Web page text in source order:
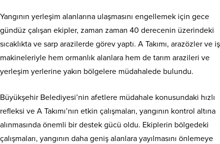
Yangının yerleşim alanlarına ulaşmasını engellemek için gece
gündüz çalışan ekipler, zaman zaman 40 derecenin üzerindeki
sıcaklıkta ve sarp arazilerde görev yaptı. A Takımı, arazözler ve iş
makineleriyle hem ormanlık alanlara hem de tarım arazileri ve
yerleşim yerlerine yakın bölgelere müdahalede bulundu.
Büyükşehir Belediyesi’nin afetlere müdahale konusundaki hızlı
refleksi ve A Takımı’nın etkin çalışmaları, yangının kontrol altına
alınmasında önemli bir destek gücü oldu. Ekiplerin bölgedeki
çalışmaları, yangının daha geniş alanlara yayılmasını önlemeye